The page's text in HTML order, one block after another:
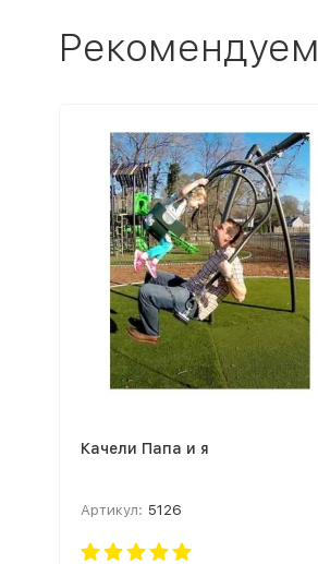
Рекомендуем
Качели Папа и я
Артикул: 5126